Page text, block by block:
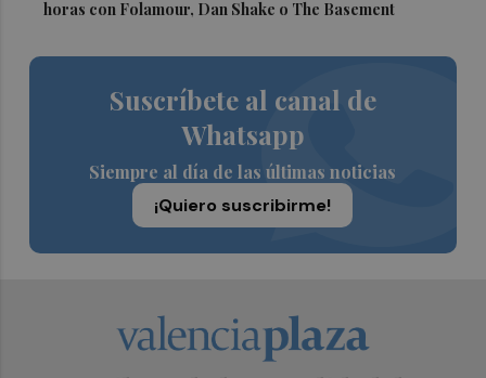
horas con Folamour, Dan Shake o The Basement
Suscríbete al canal de
Whatsapp
Siempre al día de las últimas noticias
¡Quiero suscribirme!